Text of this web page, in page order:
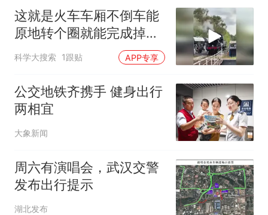
这就是火车车厢不倒车能
原地转个圈就能完成掉头
的原因
科学大搜索 1跟贴 APP专享
公交地铁齐携手 健身出行
两相宜
大象新闻
周六有演唱会，武汉交警
发布出行提示
湖北发布